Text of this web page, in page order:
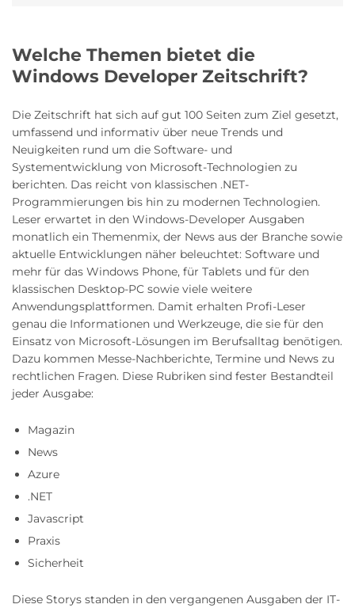
Welche Themen bietet die
Windows Developer Zeitschrift?
Die Zeitschrift hat sich auf gut 100 Seiten zum Ziel gesetzt,
umfassend und informativ über neue Trends und
Neuigkeiten rund um die Software- und
Systementwicklung von Microsoft-Technologien zu
berichten. Das reicht von klassischen .NET-
Programmierungen bis hin zu modernen Technologien.
Leser erwartet in den Windows-Developer Ausgaben
monatlich ein Themenmix, der News aus der Branche sowie
aktuelle Entwicklungen näher beleuchtet: Software und
mehr für das Windows Phone, für Tablets und für den
klassischen Desktop-PC sowie viele weitere
Anwendungsplattformen. Damit erhalten Profi-Leser
genau die Informationen und Werkzeuge, die sie für den
Einsatz von Microsoft-Lösungen im Berufsalltag benötigen.
Dazu kommen Messe-Nachberichte, Termine und News zu
rechtlichen Fragen. Diese Rubriken sind fester Bestandteil
jeder Ausgabe:
Magazin
News
Azure
.NET
Javascript
Praxis
Sicherheit
Diese Storys standen in den vergangenen Ausgaben der IT-